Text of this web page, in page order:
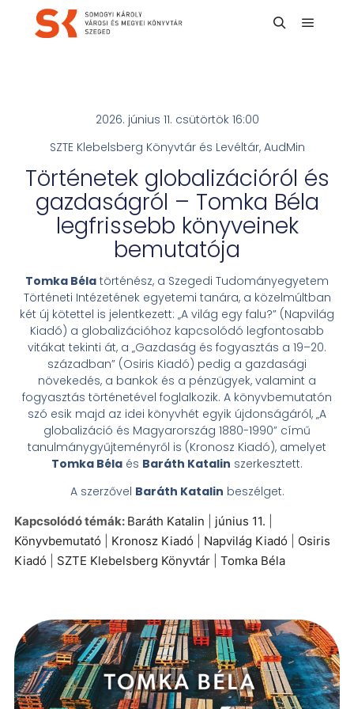
2026. június 11. csütörtök 16:00
SZTE Klebelsberg Könyvtár és Levéltár, AudMin
Történetek globalizációról és
gazdaságról – Tomka Béla
legfrissebb könyveinek
bemutatója
Tomka Béla történész, a Szegedi Tudományegyetem
Történeti Intézetének egyetemi tanára, a közelmúltban
két új kötettel is jelentkezett: „A világ egy falu?” (Napvilág
Kiadó) a globalizációhoz kapcsolódó legfontosabb
vitákat tekinti át, a „Gazdaság és fogyasztás a 19–20.
században” (Osiris Kiadó) pedig a gazdasági
növekedés, a bankok és a pénzügyek, valamint a
fogyasztás történetével foglalkozik. A könyvbemutatón
szó esik majd az idei könyvhét egyik újdonságáról, „A
globalizáció és Magyarország 1880-1990” című
tanulmánygyűjteményről is (Kronosz Kiadó), amelyet
Tomka Béla és Baráth Katalin szerkesztett.
A szerzővel Baráth Katalin beszélget.
Kapcsolódó témák: Baráth Katalin június 11.
Könyvbemutató
Kronosz Kiadó Napvilág Kiadó
Osiris
Kiadó
SZTE Klebelsberg Könyvtár |Tomka Béla